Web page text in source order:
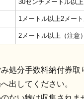
30センチメートル以
1メートル以上2メー
2メートル以上（注意）
処分手数料納付券
出してください。